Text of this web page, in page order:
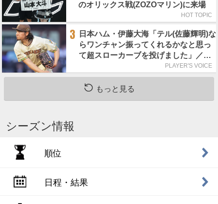
のオリックス戦(ZOZOマリン)に来場
HOT TOPIC
3
日本ハム・伊藤大海「テル(佐藤輝明)な
らワンチャン振ってくれるかなと思っ
て超スローカーブを投げました」／魔
PLAYER'S VOICE
もっと見る
シーズン情報
順位
日程・結果